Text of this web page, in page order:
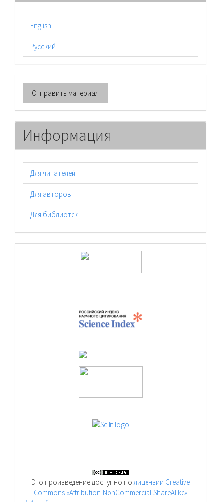
English
Русский
Отправить
материал
Отправить материал
Информация
Для читателей
Для авторов
Для библиотек
Это произведение доступно по лицензии Creative
Commons «Attribution-NonCommercial-ShareAlike»